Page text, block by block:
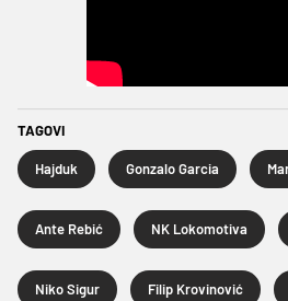
TAGOVI
Hajduk Gonzalo Garcia
Ante Rebić NK Lokomotiva
Niko Sigur Filip Krovinović